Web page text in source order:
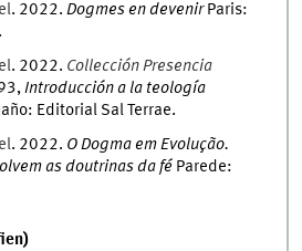
. 2022.Dogmes en devenir Paris:
.
. 2022. Collección Presencia
,Introducción a la teología
: Editorial Sal Terrae.
. 2022. O Dogma em Evolução.
as doutrinas da fé Parede: